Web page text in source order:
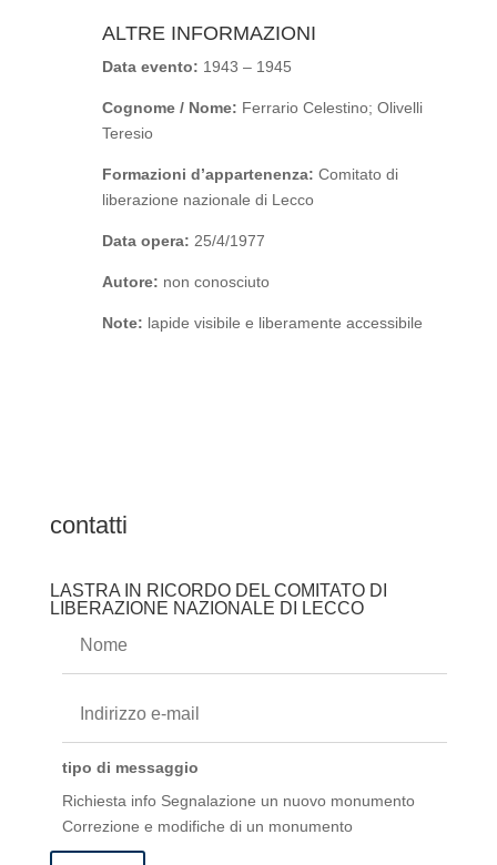
ALTRE INFORMAZIONI
Data evento: 1943 – 1945
Cognome / Nome: Ferrario Celestino; Olivelli
Teresio
Formazioni d’appartenenza: Comitato di
liberazione nazionale di Lecco
Data opera: 25/4/1977
Autore: non conosciuto
Note: lapide visibile e liberamente accessibile
contatti
LASTRA IN RICORDO DEL COMITATO DI
LIBERAZIONE NAZIONALE DI LECCO
tipo di messaggio
Richiesta info Segnalazione un nuovo monumento
Correzione e modifiche di un monumento